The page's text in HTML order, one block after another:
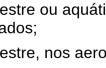
ou
nos